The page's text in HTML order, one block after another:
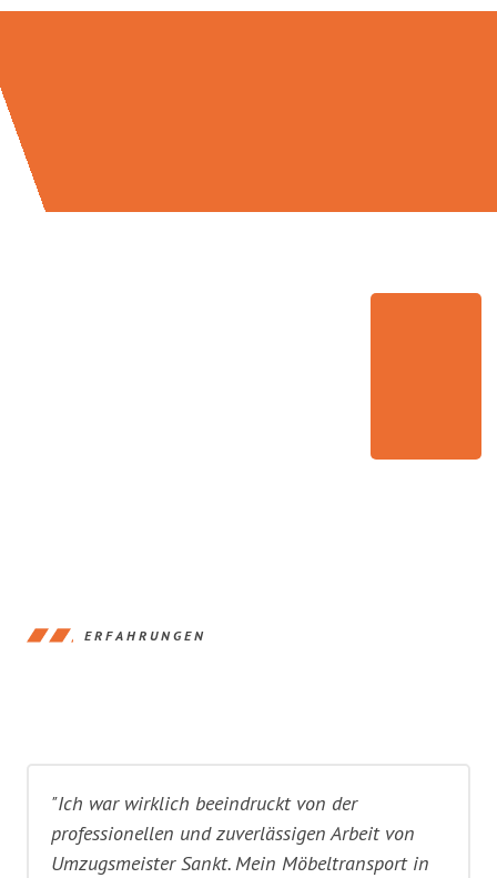
ERFAHRUNGEN
"Ich war wirklich beeindruckt von der
professionellen und zuverlässigen Arbeit von
Umzugsmeister Sankt. Mein Möbeltransport in